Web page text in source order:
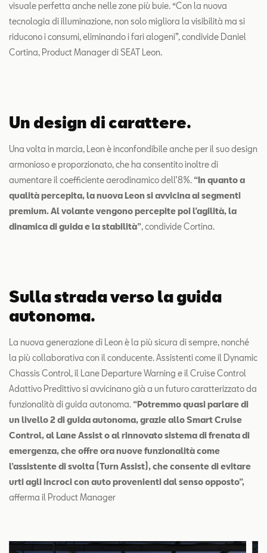
visuale perfetta anche nelle zone più buie. “Con la nuova
tecnologia di illuminazione, non solo migliora la visibilità ma si
riducono i consumi, eliminando i fari alogeni”, condivide Daniel
Cortina, Product Manager di SEAT Leon.
Un design di carattere.
Una volta in marcia, Leon è inconfondibile anche per il suo design
armonioso e proporzionato, che ha consentito inoltre di
aumentare il coefficiente aerodinamico dell’8%. “In quanto a
qualità percepita, la nuova Leon si avvicina ai segmenti
premium. Al volante vengono percepite poi l’agilità, la
dinamica di guida e la stabilità”, condivide Cortina.
Sulla strada verso la guida
autonoma.
La nuova generazione di Leon è la più sicura di sempre, nonché
la più collaborativa con il conducente. Assistenti come il Dynamic
Chassis Control, il Lane Departure Warning e il Cruise Control
Adattivo Predittivo si avvicinano già a un futuro caratterizzato da
funzionalità di guida autonoma. “Potremmo quasi parlare di
un livello 2 di guida autonoma, grazie allo Smart Cruise
Control, al Lane Assist o al rinnovato sistema di frenata di
emergenza, che offre ora nuove funzionalità come
l’assistente di svolta (Turn Assist), che consente di evitare
urti agli incroci con auto provenienti dal senso opposto”,
afferma il Product Manager